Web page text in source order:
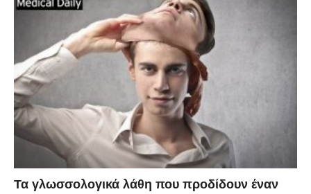
Τα γλωσσολογικά λάθη που προδίδουν έναν